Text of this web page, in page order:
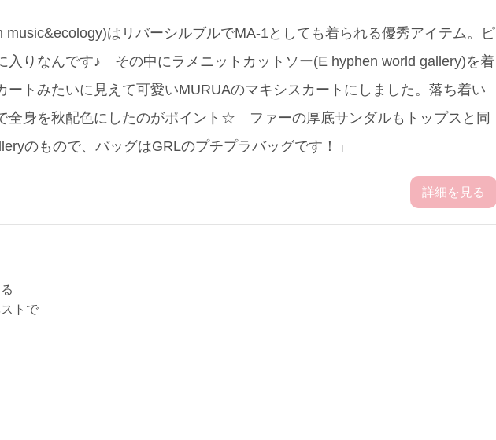
music&ecology)はリバーシルブルでMA-1としても着られる優秀アイテム。ピ
入りなんです♪ その中にラメニットカットソー(E hyphen world gallery)を着
ートみたいに見えて可愛いMURUAのマキシスカートにしました。落ち着い
全身を秋配色にしたのがポイント☆ ファーの厚底サンダルもトップスと同
のもので、バッグはGRLのプチプラバッグです！」
詳細を見る
トで